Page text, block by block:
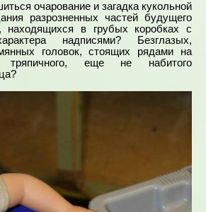
очарование и загадка кукольной
разрозненных частей будущего
находящихся в грубых коробках с
надписями? Безглазых,
головок, стоящих рядами на
тряпичного, еще не набитого